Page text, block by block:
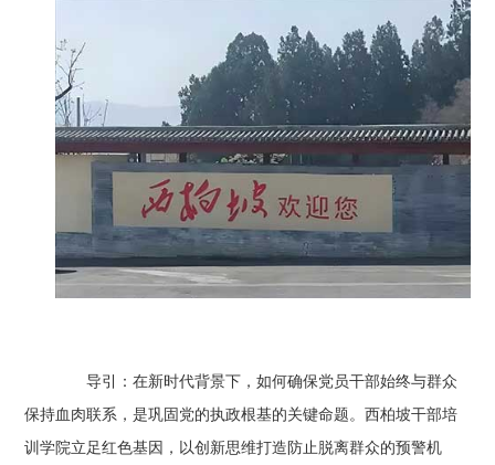
导引：在新时代背景下，如何确保党员干部始终与群众
保持血肉联系，是巩固党的执政根基的关键命题。西柏坡干部培
训学院立足红色基因，以创新思维打造防止脱离群众的预警机